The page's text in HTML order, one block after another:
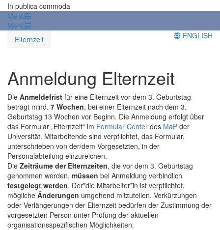
In publica commoda
Menü
Menü
Elternzeit
ENGLISH
Anmeldung Elternzeit
Die Anmeldefrist für eine Elternzeit vor dem 3. Geburtstag
beträgt mind. 7 Wochen, bei einer Elternzeit nach dem 3.
Geburtstag 13 Wochen vor Beginn. Die Anmeldung erfolgt über
das Formular „Elternzeit“ im Formular Center des MaP der
Universität. Mitarbeitende sind verpflichtet, das Formular,
unterschrieben von der/dem Vorgesetzten, in der
Personalabteilung einzureichen.
Die Zeiträume der Elternzeiten, die vor dem 3. Geburtstag
genommen werden, müssen bei Anmeldung verbindlich
festgelegt werden. Der*die Mitarbeiter*in ist verpflichtet,
mögliche Änderungen umgehend mitzuteilen. Verkürzungen
oder Verlängerungen der Elternzeit bedürfen der Zustimmung der
vorgesetzten Person unter Prüfung der aktuellen
organisationsspezifischen Möglichkeiten.